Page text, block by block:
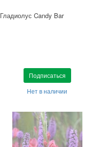
Гладиолус Candy Bar
Подписаться
Нет в наличии